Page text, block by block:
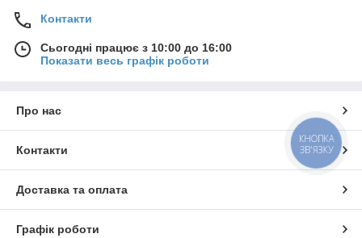
Контакти
Сьогодні працює з 10:00 до 16:00
Показати весь графік роботи
Про нас
Контакти
Доставка та оплата
Графік роботи
КНОПКА
ЗВ'ЯЗКУ